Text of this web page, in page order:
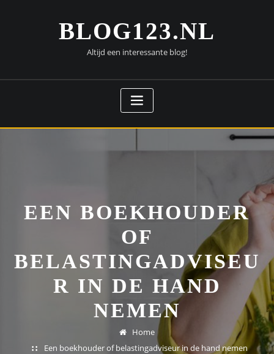
BLOG123.NL
Altijd een interessante blog!
EEN BOEKHOUDER
OF
BELASTINGADVISEU
R IN DE HAND
NEMEN
Home
Een boekhouder of belastingadviseur in de hand nemen